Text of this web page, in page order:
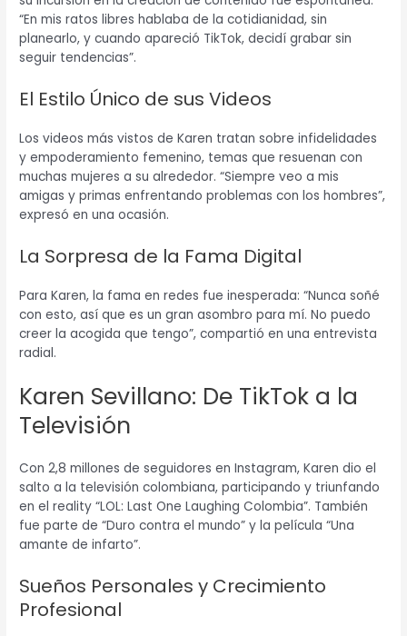
“En mis ratos libres hablaba de la cotidianidad, sin
planearlo, y cuando apareció TikTok, decidí grabar sin
seguir tendencias”.
El Estilo Único de sus Videos
Los videos más vistos de Karen tratan sobre infidelidades
y empoderamiento femenino, temas que resuenan con
muchas mujeres a su alrededor. “Siempre veo a mis
amigas y primas enfrentando problemas con los hombres”,
expresó en una ocasión.
La Sorpresa de la Fama Digital
Para Karen, la fama en redes fue inesperada: “Nunca soñé
con esto, así que es un gran asombro para mí. No puedo
creer la acogida que tengo”, compartió en una entrevista
radial.
Karen Sevillano: De TikTok a la
Televisión
Con 2,8 millones de seguidores en Instagram, Karen dio el
salto a la televisión colombiana, participando y triunfando
en el reality “LOL: Last One Laughing Colombia”. También
fue parte de “Duro contra el mundo” y la película “Una
amante de infarto”.
Sueños Personales y Crecimiento
Profesional